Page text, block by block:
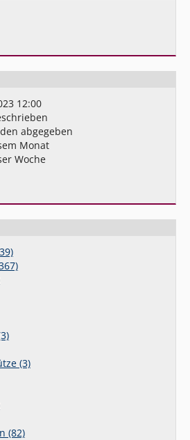
12:00
abgegeben
Monat
Woche
(3)
(82)